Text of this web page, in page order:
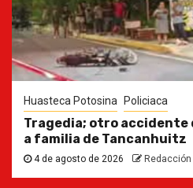
Huasteca Potosina Policiaca
Tragedia; otro accidente
a familia de Tancanhuitz
4 de agosto de 2026 Redacción